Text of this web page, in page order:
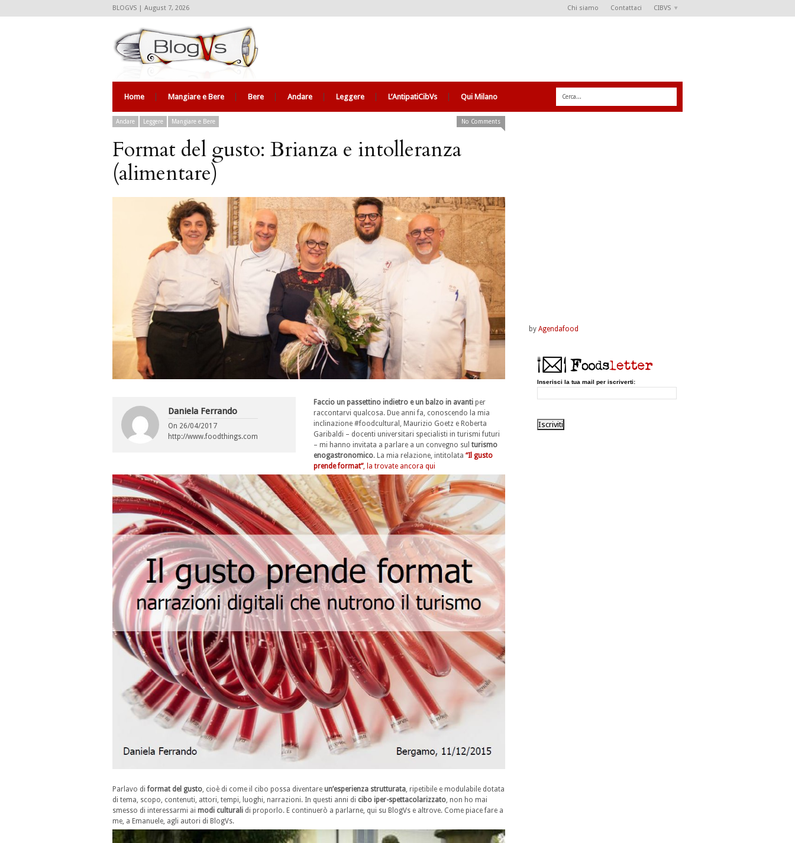
BLOGVS | August 7, 2026 Chi siamo Contattaci CIBVS
Home Mangiare e Bere Bere Andare Leggere L’AntipatiCibVs Qui Milano
Andare Leggere Mangiare e Bere No Comments
Format del gusto: Brianza e intolleranza
(alimentare)
Daniela Ferrando
On 26/04/2017
http://www.foodthings.com
Faccio un passettino indietro e un balzo in avanti per
raccontarvi qualcosa. Due anni fa, conoscendo la mia
inclinazione #foodcultural, Maurizio Goetz e Roberta
Garibaldi – docenti universitari specialisti in turismi futuri
– mi hanno invitata a parlare a un convegno sul turismo
enogastronomico. La mia relazione, intitolata “Il gusto
prende format”, la trovate ancora qui
Parlavo diformat del gusto, cioè di come il cibo possa diventare un’esperienza strutturata, ripetibile e modulabile dotata
di tema, scopo, contenuti, attori, tempi, luoghi, narrazioni. In questi anni di cibo iper-spettacolarizzato, non ho mai
smesso di interessarmi ai modi culturali di proporlo. E continuerò a parlarne, qui su BlogVs e altrove. Come piace fare a
me, a Emanuele, agli autori di BlogVs.
by Agendafood
Inserisci la tua mail per iscriverti: